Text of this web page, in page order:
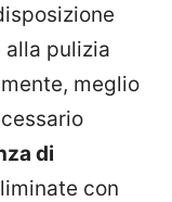
alla pulizia
meglio
di
con